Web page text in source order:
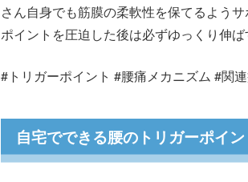
さん自身でも筋膜の柔軟性を保てるよう
ポイントを圧迫した後は必ずゆっくり伸ば
#トリガーポイント #腰痛メカニズム #関
自宅でできる腰のトリガーポイ